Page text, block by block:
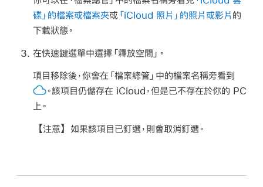
碟」的檔案或檔案夾或 「iCloud 照片」的照片或影片 的
下載狀態。
在快速鍵選單中選擇「釋放空間」。
項目移除後，你會在「檔案總管」中的檔案名稱旁看到
。該項目仍儲存在 iCloud，但是已不存在於你的 PC
上。
【注意】如果該項目已釘選，則會取消釘選。